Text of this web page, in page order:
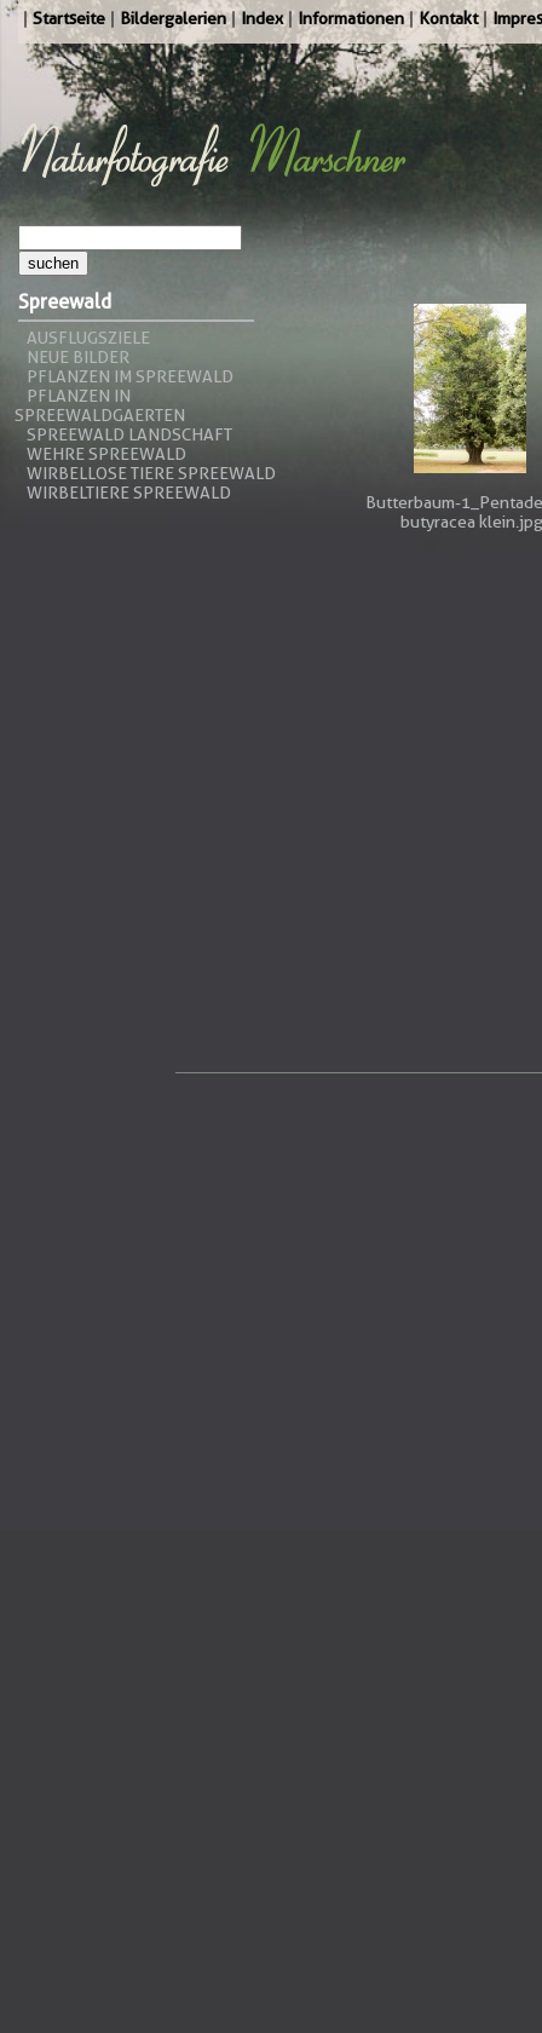
Startseite Bildergalerien Index Informationen Kontakt
Spreewald
AUSFLUGSZIELE
NEUE BILDER
PFLANZEN IM SPREEWALD
PFLANZEN IN
SPREEWALDGAERTEN
SPREEWALD LANDSCHAFT
WEHRE SPREEWALD
WIRBELLOSE TIERE SPREEWALD
WIRBELTIERE SPREEWALD
Butterbaum-
butyracea klein.jpg